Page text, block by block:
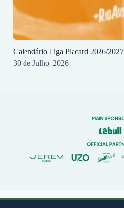
Calendário Liga Placard 2026/2027
30 de Julho, 2026